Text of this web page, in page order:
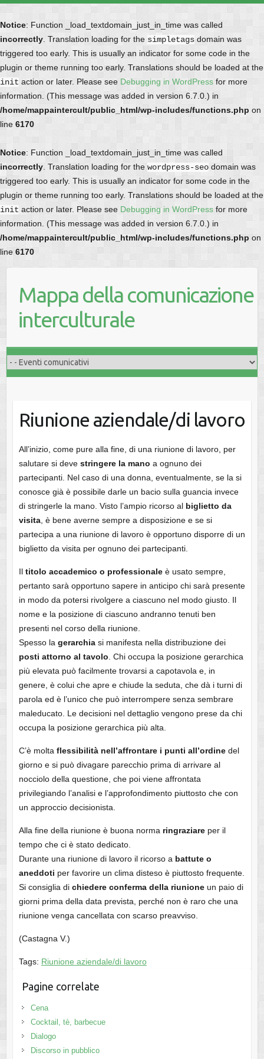
Notice: Function _load_textdomain_just_in_time was called
incorrectly . Translation loading for the simpletags domain was
triggered too early. This is usually an indicator for some code in the
plugin or theme running too early. Translations should be loaded at the
init action or later. Please see Debugging in WordPress for more
information. (This message was added in version 6.7.0.) in
/home/mappaintercult/public_html/wp-includes/functions.php on
line 6170
Notice: Function _load_textdomain_just_in_time was called
incorrectly . Translation loading for the wordpress-seo domain was
triggered too early. This is usually an indicator for some code in the
plugin or theme running too early. Translations should be loaded at the
init action or later. Please see Debugging in WordPress for more
information. (This message was added in version 6.7.0.) in
/home/mappaintercult/public_html/wp-includes/functions.php on
line 6170
Mappa della comunicazione
interculturale
Riunione aziendale/di lavoro
All’inizio, come pure alla fine, di una riunione di lavoro, per
salutare si deve stringere la mano a ognuno dei
partecipanti. Nel caso di una donna, eventualmente, se la si
conosce già è possibile darle un bacio sulla guancia invece
di stringerle la mano. Visto l’ampio ricorso al biglietto da
visita, è bene averne sempre a disposizione e se si
partecipa a una riunione di lavoro è opportuno disporre di un
biglietto da visita per ognuno dei partecipanti.
Il titolo accademico o professionaleè usato sempre,
pertanto sarà opportuno sapere in anticipo chi sarà presente
in modo da potersi rivolgere a ciascuno nel modo giusto. Il
nome e la posizione di ciascuno andranno tenuti ben
presenti nel corso della riunione.
Spesso la gerarchiasi manifesta nella distribuzione dei
posti attorno al tavolo . Chi occupa la posizione gerarchica
più elevata può facilmente trovarsi a capotavola e, in
genere, è colui che apre e chiude la seduta, che dà i turni di
parola ed è l’unico che può interrompere senza sembrare
maleducato. Le decisioni nel dettaglio vengono prese da chi
occupa la posizione gerarchica più alta.
C’è molta flessibilità nell’affrontare i punti all’ordinedel
giorno e si può divagare parecchio prima di arrivare al
nocciolo della questione, che poi viene affrontata
privilegiando l’analisi e l’approfondimento piuttosto che con
un approccio decisionista.
Alla fine della riunione è buona norma ringraziareper il
tempo che ci è stato dedicato.
Durante una riunione di lavoro il ricorso a battute o
aneddoti per favorire un clima disteso è piuttosto frequente.
Si consiglia di chiedere conferma della riunioneun paio di
giorni prima della data prevista, perché non è raro che una
riunione venga cancellata con scarso preavviso.
(Castagna V.)
Tags: Riunione aziendale/di lavoro
Pagine correlate
Cena
Cocktail, tè, barbecue
Dialogo
Discorso in pubblico